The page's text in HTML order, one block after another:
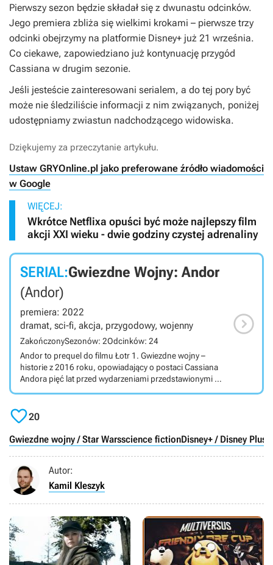
Pierwszy sezon będzie składał się z dwunastu odcinków.
Jego premiera zbliża się wielkimi krokami – pierwsze trzy
odcinki obejrzymy na platformie Disney+ już 21 września.
Co ciekawe, zapowiedziano już kontynuację przygód
Cassiana w drugim sezonie.
Jeśli jesteście zainteresowani serialem, a do tej pory być
może nie śledziliście informacji z nim związanych, poniżej
udostępniamy zwiastun nadchodzącego widowiska.
Dziękujemy za przeczytanie artykułu.
Ustaw GRYOnline.pl jako preferowane źródło wiadomości
w Google
WIĘCEJ:
Wkrótce Netflixa opuści być może najlepszy film
akcji XXI wieku - dwie godziny czystej adrenaliny
SERIAL:Gwiezdne Wojny: Andor
(Andor)
premiera: 2022
dramat, sci-fi, akcja, przygodowy, wojenny
ZakończonySezonów: 2Odcinków: 24
Andor to prequel do filmu Łotr 1. Gwiezdne wojny –
historie z 2016 roku, opowiadający o postaci Cassiana
Andora pięć lat przed wydarzeniami przedstawionymi w
Gwiezdnych wojen został stworzony przez Tony’ego
Gilroya dla serwisu streamingowego Disney+. Za
scenariusz odpowiada Gilroy wraz ze swoim bratem,
Danem oraz Beau Willimonem i Stephenem Schiffem. W
głównej roli powraca Diego Luna, który jest także
producentem wykonawczym. W rolach głównych
występują również Stellan Skarsgĺrd, Forest Whitaker,
Adria Arjona, Fiona Shaw, Denise Gough, Kyle Soller i
Genevieve O’Reilly.

20
Gwiezdne wojny / Star Warsscience fictionDisney+ / Disney Plus
Autor:
Kamil Kleszyk